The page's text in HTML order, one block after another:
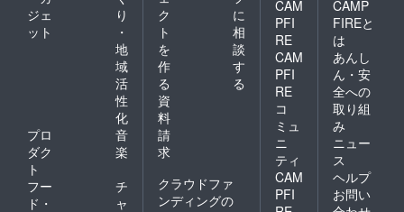
ジェ
ット
り
・
地
域
活
性
化
プロ
ダク
ト
音
楽
フー
ド・
チ
ャ
ク
ト
を
作
る
に
相
談
す
る
資
料
請
求
クラウドファ
ンディングの
CAM
PFI
RE
CAM
PFI
RE
コ
ミュ
ニ
ティ
CAM
PFI
CAMP
FIREと
は
あんし
ん・安
全への
取り組
み
ニュー
ス
ヘルプ
お問い